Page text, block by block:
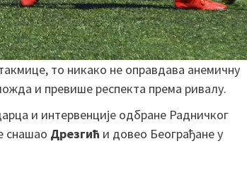
то никако не оправдава анемичну
и превише респекта према ривалу.
и интервенције одбране Радничког
снашао Дрезгић и довео Београђане у